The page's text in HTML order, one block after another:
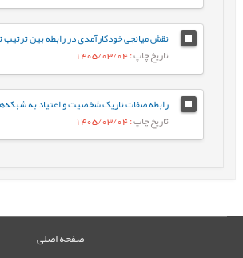
تاریخ چاپ: 1405/03/04
تاریخ چاپ: 1405/03/04
صفحه اصلی